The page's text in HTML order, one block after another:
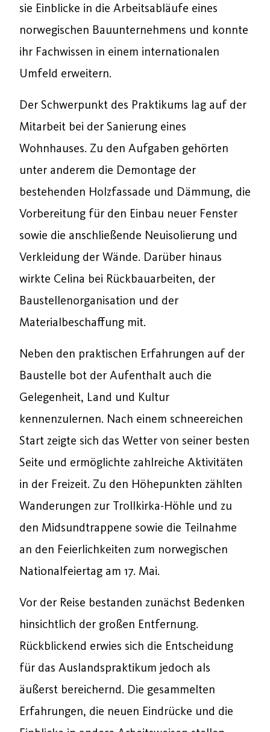
sie Einblicke in die Arbeitsabläufe eines
norwegischen Bauunternehmens und konnte
ihr Fachwissen in einem internationalen
Umfeld erweitern.
Der Schwerpunkt des Praktikums lag auf der
Mitarbeit bei der Sanierung eines
Wohnhauses. Zu den Aufgaben gehörten
unter anderem die Demontage der
bestehenden Holzfassade und Dämmung, die
Vorbereitung für den Einbau neuer Fenster
sowie die anschließende Neuisolierung und
Verkleidung der Wände. Darüber hinaus
wirkte Celina bei Rückbauarbeiten, der
Baustellenorganisation und der
Materialbeschaffung mit.
Neben den praktischen Erfahrungen auf der
Baustelle bot der Aufenthalt auch die
Gelegenheit, Land und Kultur
kennenzulernen. Nach einem schneereichen
Start zeigte sich das Wetter von seiner besten
Seite und ermöglichte zahlreiche Aktivitäten
in der Freizeit. Zu den Höhepunkten zählten
Wanderungen zur Trollkirka-Höhle und zu
den Midsundtrappene sowie die Teilnahme
an den Feierlichkeiten zum norwegischen
Nationalfeiertag am 17. Mai.
Vor der Reise bestanden zunächst Bedenken
hinsichtlich der großen Entfernung.
Rückblickend erwies sich die Entscheidung
für das Auslandspraktikum jedoch als
äußerst bereichernd. Die gesammelten
Erfahrungen, die neuen Eindrücke und die